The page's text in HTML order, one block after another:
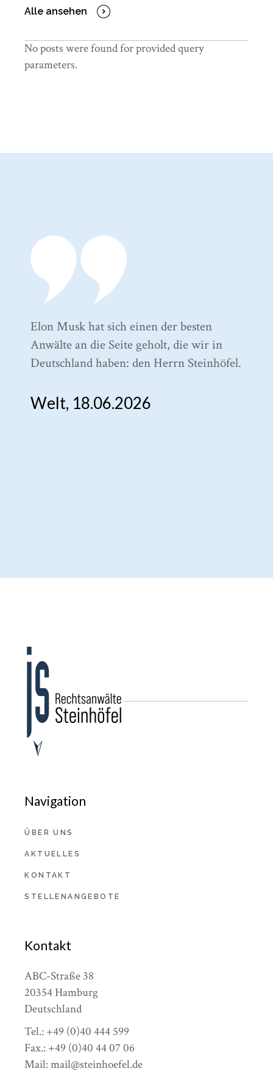
Alle ansehen
No posts were found for provided query
parameters.
Elon Musk hat sich einen der besten
Anwälte an die Seite geholt, die wir in
Deutschland haben: den Herrn Steinhöfel.
Welt, 18.06.2026
Navigation
ÜBER UNS
AKTUELLES
KONTAKT
STELLENANGEBOTE
Kontakt
ABC-Straße 38
20354 Hamburg
Deutschland
Tel.: +49 (0)40 444 599
Fax.: +49 (0)40 44 07 06
Mail: mail@steinhoefel.de